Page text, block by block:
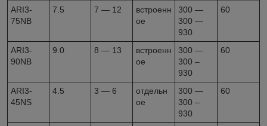
ARI3-
75NB
7.5 7 — 12
встроенн
ое
300 —
300 —
930
60
ARI3-
90NB
9.0 8 — 13
встроенн
ое
300 —
300 –
930
60
ARI3-
45NS
4.5 3 — 6
отдельн
ое
300 —
300 –
930
60